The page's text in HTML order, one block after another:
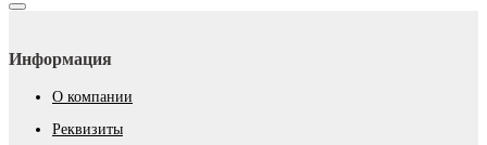
Информация
О компании
Реквизиты